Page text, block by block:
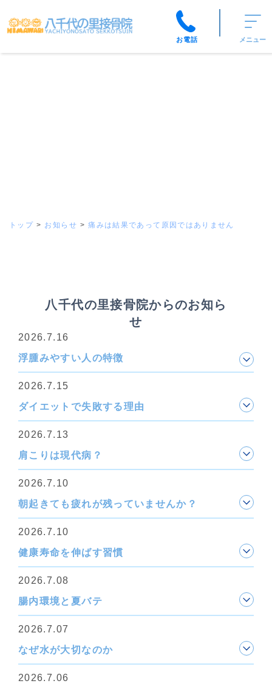
お電話 メニュー
トップ お知らせ 痛みは結果であって原因ではありません
八千代の里接骨院からのお知ら
せ
2026.7.16
浮腫みやすい人の特徴
2026.7.15
ダイエットで失敗する理由
2026.7.13
肩こりは現代病？
2026.7.10
朝起きても疲れが残っていませんか？
2026.7.10
健康寿命を伸ばす習慣
2026.7.08
腸内環境と夏バテ
2026.7.07
なぜ水が大切なのか
2026.7.06